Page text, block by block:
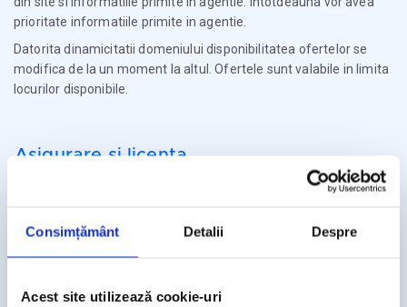
Consimțământ Detalii Despre
Acest site utilizează cookie-uri
prioritate informatiile primite in agentie.
Datorita dinamicitatii domeniului disponibilitatea ofertelor se
modifica de la un moment la altul. Ofertele sunt valabile in limita
locurilor disponibile.
Asigurare si licenta
Agentia Travel Matters functioneaza sub Licenta de Turism nr.
Agentia Travel Matters este asigurata la Omniasig cu Polita
Licenta de turism Asigurare